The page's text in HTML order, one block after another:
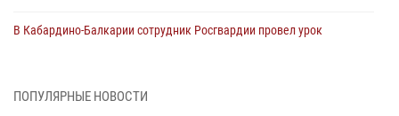
В Кабардино‑Балкарии сотрудник Росгвардии провел урок
ПОПУЛЯРНЫЕ НОВОСТИ